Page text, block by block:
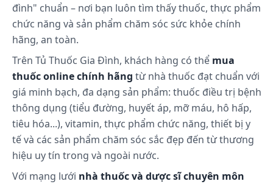
Tăng tính thẩm mao mạch có thể làm thay đổi động
học của albumin và phân bố bất thường khi bị bỏng
nặng, sốc nhiễm khuẩn. Trong điều kiện bình
thường thì thời gian bán thải của albumin là 19
ngày.
Việc cân bằng lượng albumin tổng hợp và thoái hóa
theo cơ chế phản hồi thông tin. Bài tiết chủ yếu ở
trong nội bào và do emzym lysosomal proteases.
Ở người khỏe mạnh, dưới 10% lượng albumin sẽ
thoát ra ngoài mạch máu trong 2 giờ đầu truyền
dịch. Có sự thay đổi đáng kể giữa các cá thể về ảnh
hưởng lên thể tích máu.
đình" chuẩn – nơi bạn luôn tìm thấy thuốc, thực phẩm
chức năng và sản phẩm chăm sóc sức khỏe chính
hãng, an toàn.
Trên Tủ Thuốc Gia Đình, khách hàng có thể mua
thuốc online chính hãng từ nhà thuốc đạt chuẩn với
giá minh bạch, đa dạng sản phẩm: thuốc điều trị bệnh
thông dụng (tiểu đường, huyết áp, mỡ máu, hô hấp,
tiêu hóa...), vitamin, thực phẩm chức năng, thiết bị y
tế và các sản phẩm chăm sóc sắc đẹp đến từ thương
hiệu uy tín trong và ngoài nước.
Với mạng lưới nhà thuốc và dược sĩ chuyên môn